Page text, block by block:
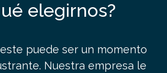
elegirnos?
puede ser un momento
Nuestra empresa le